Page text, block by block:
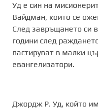
Уд е син на
Вайдман, които се
След завръщането си
години след
пастируват в малки
евангелизатори.
Джордж Р. Уд, който